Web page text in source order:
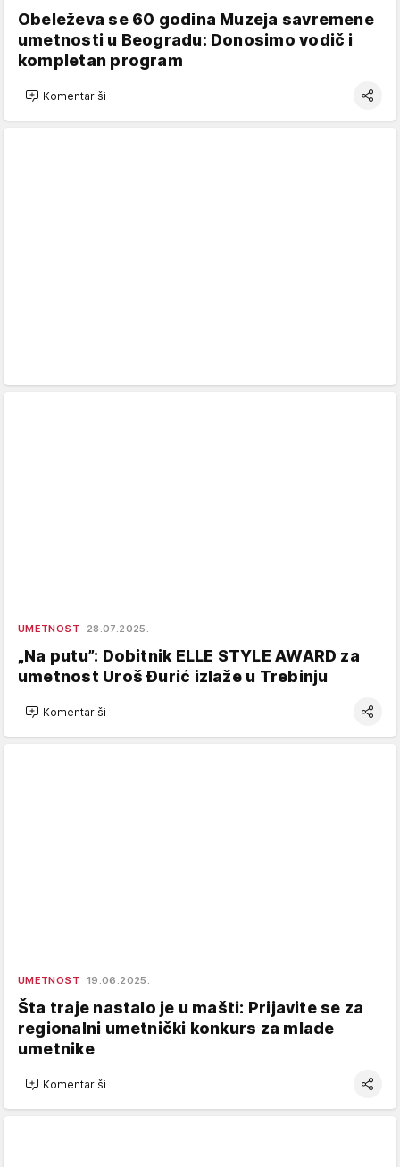
Obeleževa se 60 godina Muzeja savremene
umetnosti u Beogradu: Donosimo vodič i
kompletan program
Komentariši
UMETNOST 28.07.2025.
„Na putu”: Dobitnik ELLE STYLE AWARD za
umetnost Uroš Đurić izlaže u Trebinju
Komentariši
UMETNOST 19.06.2025.
Šta traje nastalo je u mašti: Prijavite se za
regionalni umetnički konkurs za mlade
umetnike
Komentariši